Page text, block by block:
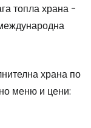
топла храна -
храна по
меню и цени: